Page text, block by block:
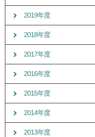
2019年度
2018年度
2017年度
2016年度
2015年度
2014年度
2013年度